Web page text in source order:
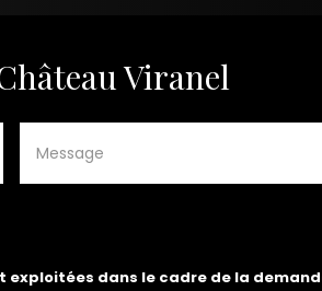
Viranel
dans le cadre de la